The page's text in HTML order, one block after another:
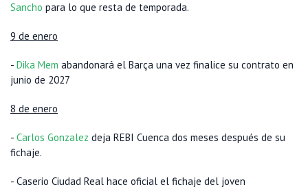
Sancho para lo que resta de temporada.
9 de enero
- Dika Mem abandonará el Barça una vez finalice su contrato en
junio de 2027
8 de enero
- Carlos Gonzalez deja REBI Cuenca dos meses después de su
fichaje.
- Caserio Ciudad Real hace oficial el fichaje del joven